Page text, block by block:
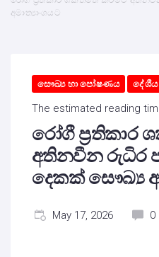
අමාත්‍යාංශයට
සෞඛ්‍ය හා පෝෂණය දේශීය
The estimated reading
රෝගී ප්‍රතිකාර
අතිනවීන රුධිර
දෙකක් සෞඛ්‍ය
May 17, 2026 0